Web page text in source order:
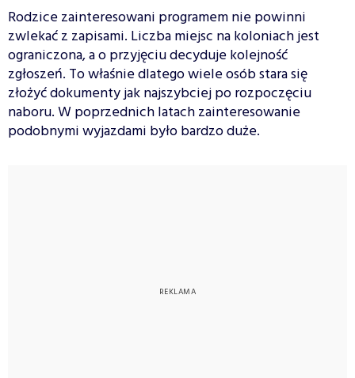
Rodzice zainteresowani programem nie powinni
zwlekać z zapisami. Liczba miejsc na koloniach jest
ograniczona, a o przyjęciu decyduje kolejność
zgłoszeń. To właśnie dlatego wiele osób stara się
złożyć dokumenty jak najszybciej po rozpoczęciu
naboru. W poprzednich latach zainteresowanie
podobnymi wyjazdami było bardzo duże.